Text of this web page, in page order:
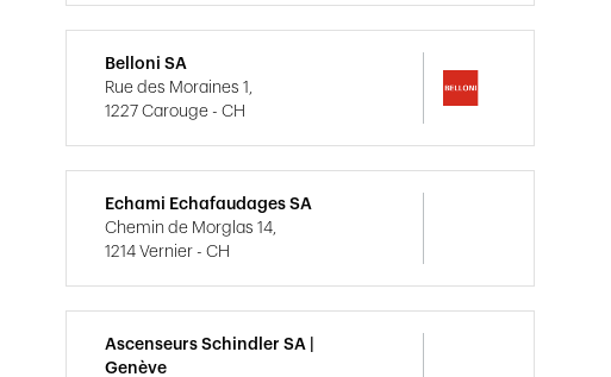
Belloni SA
Rue des Moraines 1,
1227 Carouge - CH
Echami Echafaudages SA
Chemin de Morglas 14,
1214 Vernier - CH
Ascenseurs Schindler SA |
Genève